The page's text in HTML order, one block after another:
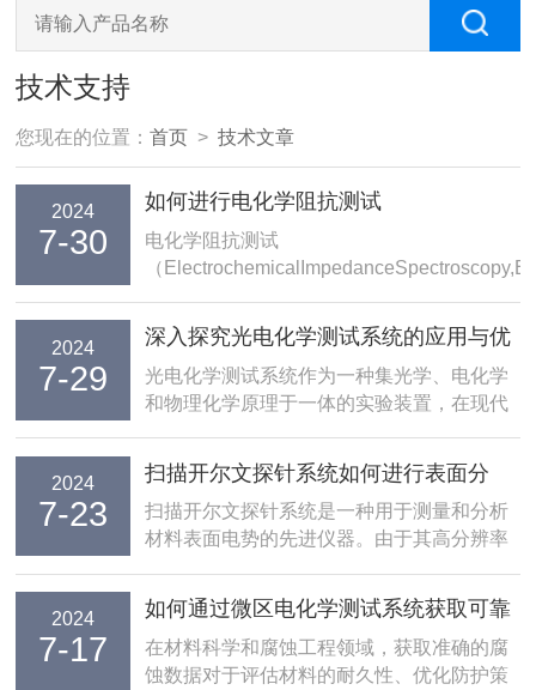
技术支持
您现在的位置：首页 >技术文章
2024
7-30
如何进行电化学阻抗测试
电化学阻抗测试
（
号在电极/溶液界面上的响应，通过测量电化
学系统的阻抗谱来分析电极反应的动力学过
程。阻抗谱通常包括实部（...
2024
7-29
深入探究光电化学测试系统的应用与优
势
光电化学测试系统作为一种集光学、电化学
和物理化学原理于一体的实验装置，在现代
用。它不仅能够揭示光与物质相互作用的复
杂过程，还能为光电化学领域的研究提供重
要的实验数据和技术支持。本文将从光电化
学测试系统的应...
2024
7-23
扫描开尔文探针系统如何进行表面分
析？
扫描开尔文探针系统是一种用于测量和分析
材料表面电势的先进仪器。由于其高分辨率
表面科学、纳米技术和材料研究等领域得到
了广泛应用。本文将详细介绍系统如何进行
表面分析，并探讨其在不同领域的具体应
用。一、工作...
2024
7-17
如何通过微区电化学测试系统获取可靠
的腐蚀数据？
在材料科学和腐蚀工程领域，获取准确的腐
蚀数据对于评估材料的耐久性、优化防护策